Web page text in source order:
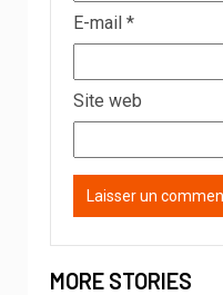
E-mail *
Site web
MORE STORIES